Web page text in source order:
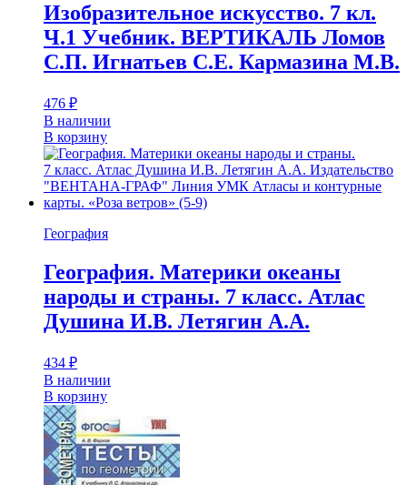
Изобразительное искусство. 7 кл.
Ч.1 Учебник. ВЕРТИКАЛЬ Ломов
С.П. Игнатьев С.Е. Кармазина М.В.
476 ₽
В наличии
В корзину
География
География. Материки океаны
народы и страны. 7 класс. Атлас
Душина И.В. Летягин А.А.
434 ₽
В наличии
В корзину